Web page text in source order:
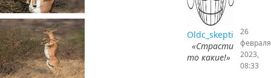
Oldc_skepti
«Страсти
то какие!»
26
февраля
2023,
08:33